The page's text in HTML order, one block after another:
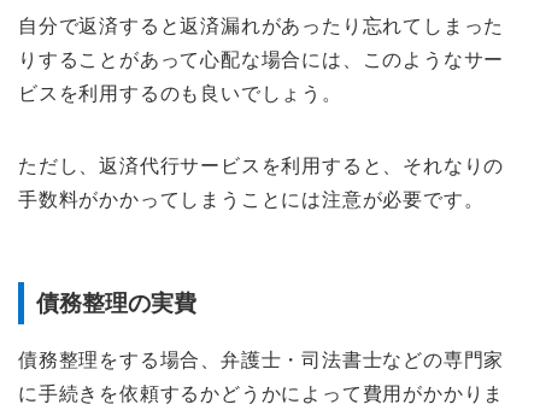
自分で返済すると返済漏れがあったり忘れてしまった
りすることがあって心配な場合には、このようなサー
ビスを利用するのも良いでしょう。
ただし、返済代行サービスを利用すると、それなりの
手数料がかかってしまうことには注意が必要です。
債務整理の実費
債務整理をする場合、弁護士・司法書士などの専門家
に手続きを依頼するかどうかによって費用がかかりま